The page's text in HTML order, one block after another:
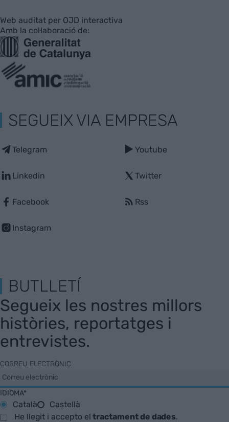
Web auditat per OJD interactiva
Amb la col·laboració de:
SEGUEIX VIA EMPRESA
Telegram
Linkedin
Facebook
Instagram
Youtube
Twitter
Rss
BUTLLETÍ
Segueix les nostres millors
històries, reportatges i
entrevistes.
CORREU ELECTRÒNIC
IDIOMA*
Català
Castellà
He llegit i accepto eltractament de dades.